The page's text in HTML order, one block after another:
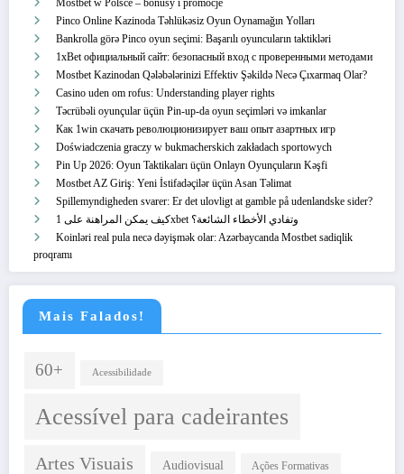
Mostbet w Polsce – bonusy i promocje
Pinco Online Kazinoda Təhlükəsiz Oyun Oynamağın Yolları
Bankrolla görə Pinco oyun seçimi: Başarılı oyuncuların taktikləri
1xBet официальный сайт: безопасный вход с проверенными методами
Mostbet Kazinodan Qələbələrinizi Effektiv Şəkildə Necə Çıxarmaq Olar?
Casino uden om rofus: Understanding player rights
Təcrübəli oyunçular üçün Pin-up-da oyun seçimləri və imkanlar
Как 1win скачать революционизирует ваш опыт азартных игр
Doświadczenia graczy w bukmacherskich zakładach sportowych
Pin Up 2026: Oyun Taktikaları üçün Onlayn Oyunçuların Kəşfi
Mostbet AZ Giriş: Yeni İstifadəçilər üçün Asan Təlimat
Spillemyndigheden svarer: Er det ulovligt at gamble på udenlandske sider?
كيف يمكن المراهنة على 1xbet وتفادي الأخطاء الشائعة؟
Koinləri real pula necə dəyişmək olar: Azərbaycanda Mostbet sadiqlik
proqramı
Mais Falados!
60+ Acessibilidade
Acessível para cadeirantes
Artes Visuais Audiovisual Ações Formativas